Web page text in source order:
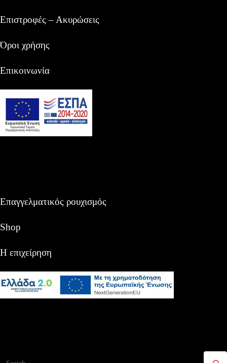
Επιστροφές – Ακυρώσεις
Όροι χρήσης
Επικοινωνία
Επαγγελματικός ρουχισμός
Shop
Η επιχείρηση